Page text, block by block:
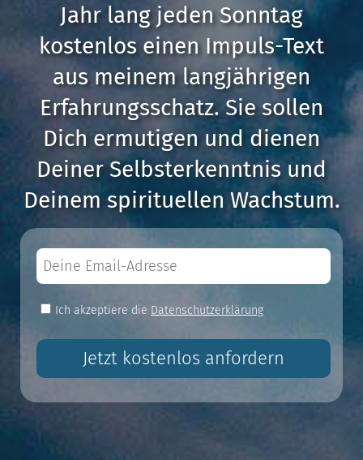
Jahr lang jeden Sonntag
kostenlos einen Impuls-Text
aus meinem langjährigen
Erfahrungsschatz. Sie sollen
Dich ermutigen und dienen
Deiner Selbsterkenntnis und
Deinem spirituellen Wachstum.
*E-
Mail:
*Datenschutzerklärung:
Ich akzeptiere die Datenschutzerklärung
Jetzt kostenlos anfordern